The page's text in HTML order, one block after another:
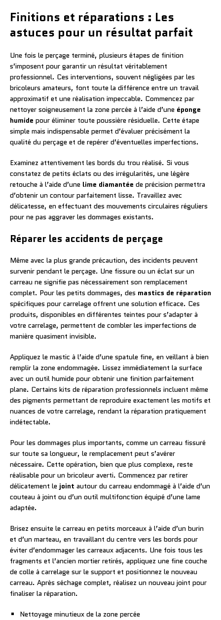
Finitions et réparations : Les
astuces pour un résultat parfait
Une fois le perçage terminé, plusieurs étapes de finition
s’imposent pour garantir un résultat véritablement
professionnel. Ces interventions, souvent négligées par les
bricoleurs amateurs, font toute la différence entre un travail
approximatif et une réalisation impeccable. Commencez par
nettoyer soigneusement la zone percée à l’aide d’une éponge
humide pour éliminer toute poussière résiduelle. Cette étape
simple mais indispensable permet d’évaluer précisément la
qualité du perçage et de repérer d’éventuelles imperfections.
Examinez attentivement les bords du trou réalisé. Si vous
constatez de petits éclats ou des irrégularités, une légère
retouche à l’aide d’une lime diamantée de précision permettra
d’obtenir un contour parfaitement lisse. Travaillez avec
délicatesse, en effectuant des mouvements circulaires réguliers
pour ne pas aggraver les dommages existants.
Réparer les accidents de perçage
Même avec la plus grande précaution, des incidents peuvent
survenir pendant le perçage. Une fissure ou un éclat sur un
carreau ne signifie pas nécessairement son remplacement
complet. Pour les petits dommages, des mastics de réparation
spécifiques pour carrelage offrent une solution efficace. Ces
produits, disponibles en différentes teintes pour s’adapter à
votre carrelage, permettent de combler les imperfections de
manière quasiment invisible.
Appliquez le mastic à l’aide d’une spatule fine, en veillant à bien
remplir la zone endommagée. Lissez immédiatement la surface
avec un outil humide pour obtenir une finition parfaitement
plane. Certains kits de réparation professionnels incluent même
des pigments permettant de reproduire exactement les motifs et
nuances de votre carrelage, rendant la réparation pratiquement
indétectable.
Pour les dommages plus importants, comme un carreau fissuré
sur toute sa longueur, le remplacement peut s’avérer
nécessaire. Cette opération, bien que plus complexe, reste
réalisable pour un bricoleur averti. Commencez par retirer
délicatement le joint autour du carreau endommagé à l’aide d’un
couteau à joint ou d’un outil multifonction équipé d’une lame
adaptée.
Brisez ensuite le carreau en petits morceaux à l’aide d’un burin
et d’un marteau, en travaillant du centre vers les bords pour
éviter d’endommager les carreaux adjacents. Une fois tous les
fragments et l’ancien mortier retirés, appliquez une fine couche
de colle à carrelage sur le support et positionnez le nouveau
carreau. Après séchage complet, réalisez un nouveau joint pour
finaliser la réparation.
Nettoyage minutieux de la zone percée